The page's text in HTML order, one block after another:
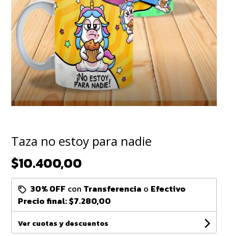
Taza no estoy para nadie
$10.400,00
30% OFF con Transferencia o Efectivo
Precio final:$7.280,00
Ver cuotas y descuentos